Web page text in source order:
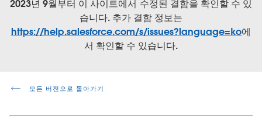
2023년 9월부터 이 사이트에서 수정된 결함을 확인할 수 있
습니다. 추가 결함 정보는
https://help.salesforce.com/s/issues?language=ko에
서 확인할 수 있습니다.
모든 버전으로 돌아가기